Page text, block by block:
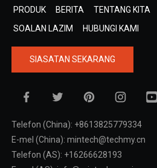
PRODUK BERITA TENTANG KITA
SOALAN LAZIM
HUBUNGI KAMI
SIASATAN SEKARANG
Telefon (China): +8613825779334
E-mel (China): mintech@techmy.cn
Telefon (AS): +16266628193